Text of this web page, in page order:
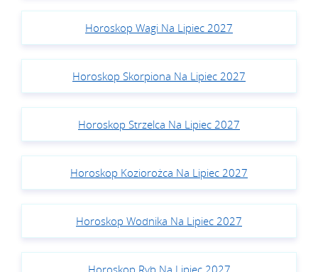
Horoskop Wagi Na Lipiec 2027
Horoskop Skorpiona Na Lipiec 2027
Horoskop Strzelca Na Lipiec 2027
Horoskop Koziorożca Na Lipiec 2027
Horoskop Wodnika Na Lipiec 2027